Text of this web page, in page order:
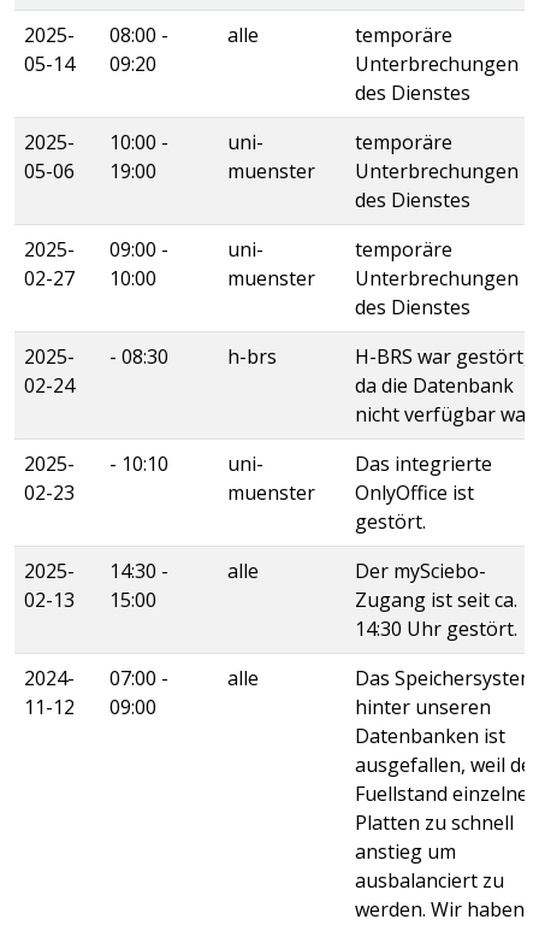
2025-
05-14
08:00 -
09:20
alle
temporäre
Unterbrechungen
des Dienstes
2025-
05-06
10:00 -
19:00
uni-
muenster
temporäre
Unterbrechungen
des Dienstes
2025-
02-27
09:00 -
10:00
uni-
muenster
temporäre
Unterbrechungen
des Dienstes
2025-
02-24
- 08:30 h-brs
H-BRS war gestört,
da die Datenbank
nicht verfügbar war.
2025-
02-23
- 10:10
uni-
muenster
Das integrierte
OnlyOffice ist
gestört.
2025-
02-13
14:30 -
15:00
alle
Der mySciebo-
Zugang ist seit ca.
14:30 Uhr gestört.
2024-
11-12
07:00 -
09:00
alle
Das Speichersystem
hinter unseren
Datenbanken ist
ausgefallen, weil der
Fuellstand einzelner
Platten zu schnell
anstieg um
ausbalanciert zu
werden. Wir haben